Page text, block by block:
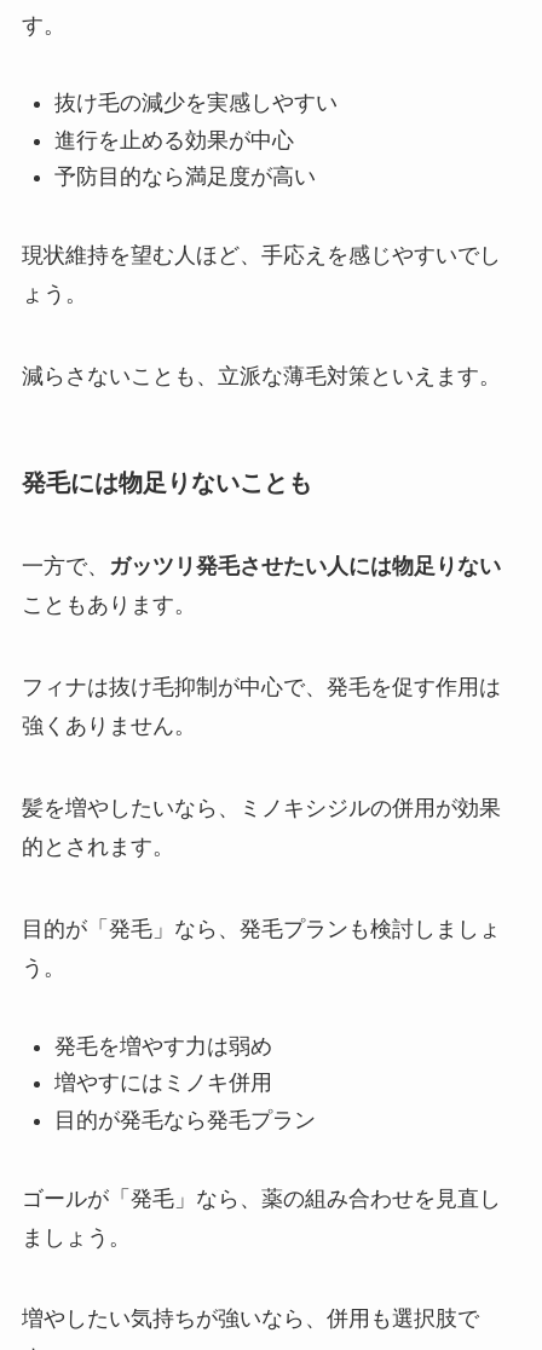
す。
抜け毛の減少を実感しやすい
進行を止める効果が中心
予防目的なら満足度が高い
現状維持を望む人ほど、手応えを感じやすいでし
ょう。
減らさないことも、立派な薄毛対策といえます。
発毛には物足りないことも
一方で、
ガッツリ発毛させたい人には物足りない
こともあります。
フィナは抜け毛抑制が中心で、発毛を促す作用は
強くありません。
髪を増やしたいなら、ミノキシジルの併用が効果
的とされます。
目的が「発毛」なら、発毛プランも検討しましょ
う。
発毛を増やす力は弱め
増やすにはミノキ併用
目的が発毛なら発毛プラン
ゴールが「発毛」なら、薬の組み合わせを見直し
ましょう。
増やしたい気持ちが強いなら、併用も選択肢で